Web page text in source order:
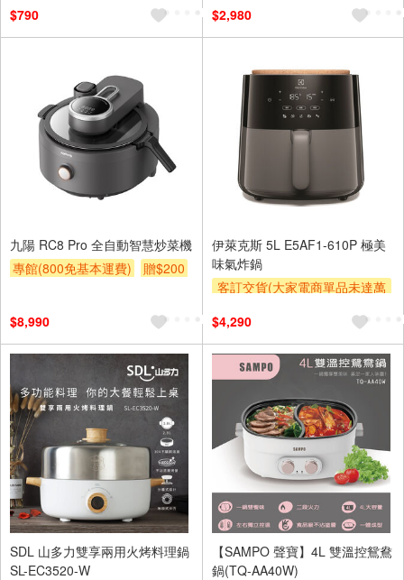
$790
$2,980
九陽 RC8 Pro 全自動智慧炒菜機
專館(800免基本運費)
贈$200
$8,990
伊萊克斯 5L E5AF1-610P 極美
味氣炸鍋
客訂交貨(大家電商單品未達萬
區費另計,實際收費以專人聯絡
報價為主)
$4,290
SDL 山多力雙享兩用火烤料理鍋
SL-EC3520-W
【SAMPO 聲寶】4L 雙溫控鴛鴦
鍋(TQ-AA40W)